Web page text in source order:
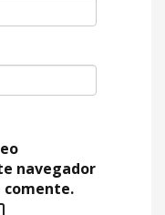
navegador
comente.